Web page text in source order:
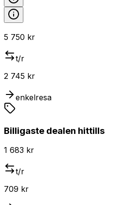
5 750 kr
t/r
2 745 kr
enkelresa
Billigaste dealen hittills
1 683 kr
t/r
709 kr